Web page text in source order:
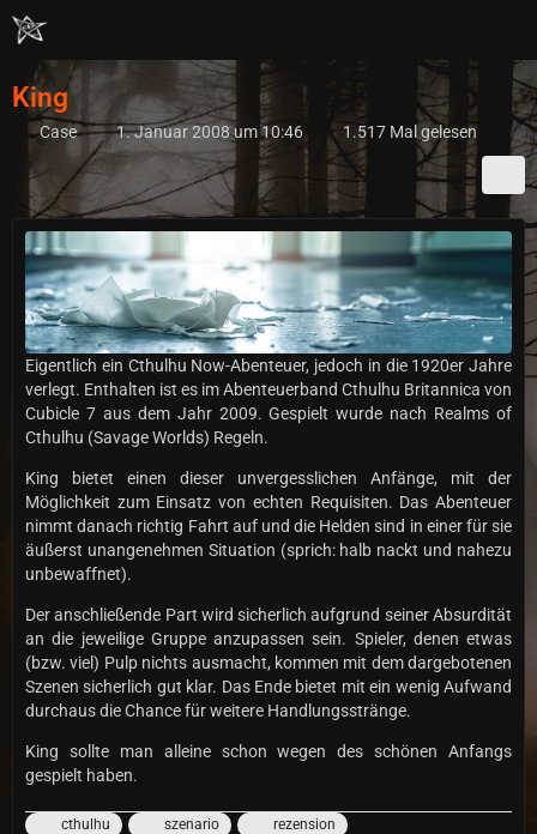
King
Case 1. Januar 2008 um 10:46 1.517 Mal gelesen
Eigentlich ein Cthulhu Now-Abenteuer, jedoch in die 1920er Jahre
verlegt. Enthalten ist es im Abenteuerband Cthulhu Britannica von
Cubicle 7 aus dem Jahr 2009. Gespielt wurde nach Realms of
Cthulhu (Savage Worlds) Regeln.
King bietet einen dieser unvergesslichen Anfänge, mit der
Möglichkeit zum Einsatz von echten Requisiten. Das Abenteuer
nimmt danach richtig Fahrt auf und die Helden sind in einer für sie
äußerst unangenehmen Situation (sprich: halb nackt und nahezu
unbewaffnet).
Der anschließende Part wird sicherlich aufgrund seiner Absurdität
an die jeweilige Gruppe anzupassen sein. Spieler, denen etwas
(bzw. viel) Pulp nichts ausmacht, kommen mit dem dargebotenen
Szenen sicherlich gut klar. Das Ende bietet mit ein wenig Aufwand
durchaus die Chance für weitere Handlungsstränge.
King sollte man alleine schon wegen des schönen Anfangs
gespielt haben.
cthulhu szenario
rezension